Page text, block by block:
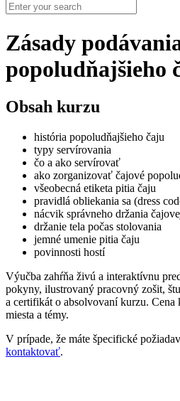
Zásady
popoludňajšieho
Obsah kurzu
história popoludňajšieho čaju
typy servírovania
čo a ako servírovať
ako zorganizovať čajové
všeobecná etiketa pitia čaju
pravidlá obliekania sa (dress
nácvik správneho držania
držanie tela počas stolovania
jemné umenie pitia čaju
povinnosti hostí
Výučba zahŕňa živú a interaktívnu
pokyny, ilustrovaný pracovný zošit,
a certifikát o absolvovaní kurzu.
miesta a témy.
V prípade, že máte špecifické
kontaktovať.